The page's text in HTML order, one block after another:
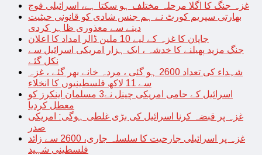
غزہ جنگ کا اگلا مرحلہ مختلف ہو سکتا ہے، اسرائیلی فوج
بھارتی سپریم کورٹ نے ہم جنس شادی کو قانونی حیثیت
دینے سے معذوری ظاہر کردی
جاپان کا غزہ کے لیے 10 ملین ڈالر امداد کا اعلان
جنگ مزید پھیلنے کا خدشہ ، ایک ہزار امریکی اسرائیل سے
نکل گئے
شہداء کی تعداد 2600 ہو گئی ، مردہ خانے بھر گئے ، غزہ
سے 11 لاکھ فلسطینیوں کا انخلاء
اسرائیل کے حامی امریکی چینل نے3 مسلمان اینکرز کو
معطل کردیا
غزہ پر قبضہ کرنا اسرائیل کی بڑی غلطی ہوگی: امریکی
صدر
غزہ پر اسرائیلی جارحیت کا سلسلہ جاری، 2600 سے زائد
فلسطینی شہید